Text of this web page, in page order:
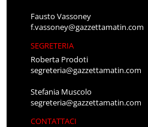
Fausto Vassoney
f.vassoney@gazzettamatin.com
SEGRETERIA
Roberta Prodoti
segreteria@gazzettamatin.com
Stefania Muscolo
segreteria@gazzettamatin.com
CONTATTACI